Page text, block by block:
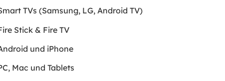
TVs (Samsung, LG, Android TV)
Stick & Fire TV
und iPhone
Mac und Tablets